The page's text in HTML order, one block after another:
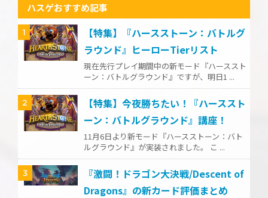
ハスゲおすすめ記事
1
【特集】『ハースストーン：バトルグ
ラウンド』ヒーローTierリスト
現在先行プレイ期間中の新モード『ハーススト
ーン：バトルグラウンド』ですが、明日1 ...
2
【特集】今夜勝ちたい！『ハーススト
ーン：バトルグラウンド』講座！
11月6日より新モード『ハースストーン：バト
ルグラウンド』が実装されました。 こ ...
3
『激闘！ドラゴン大決戦/Descent of
Dragons』の新カード評価まとめ